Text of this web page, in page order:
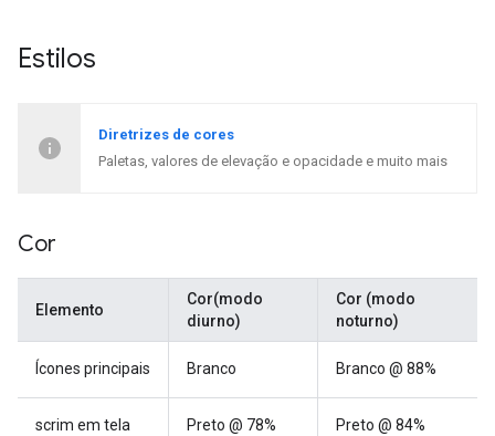
Estilos
Diretrizes de cores
Paletas, valores de elevação e opacidade e muito mais
Cor
Elemento
Cor(modo
diurno)
Cor (modo
noturno)
Ícones principais Branco Branco @ 88%
scrim em tela
Preto @ 78% Preto @ 84%